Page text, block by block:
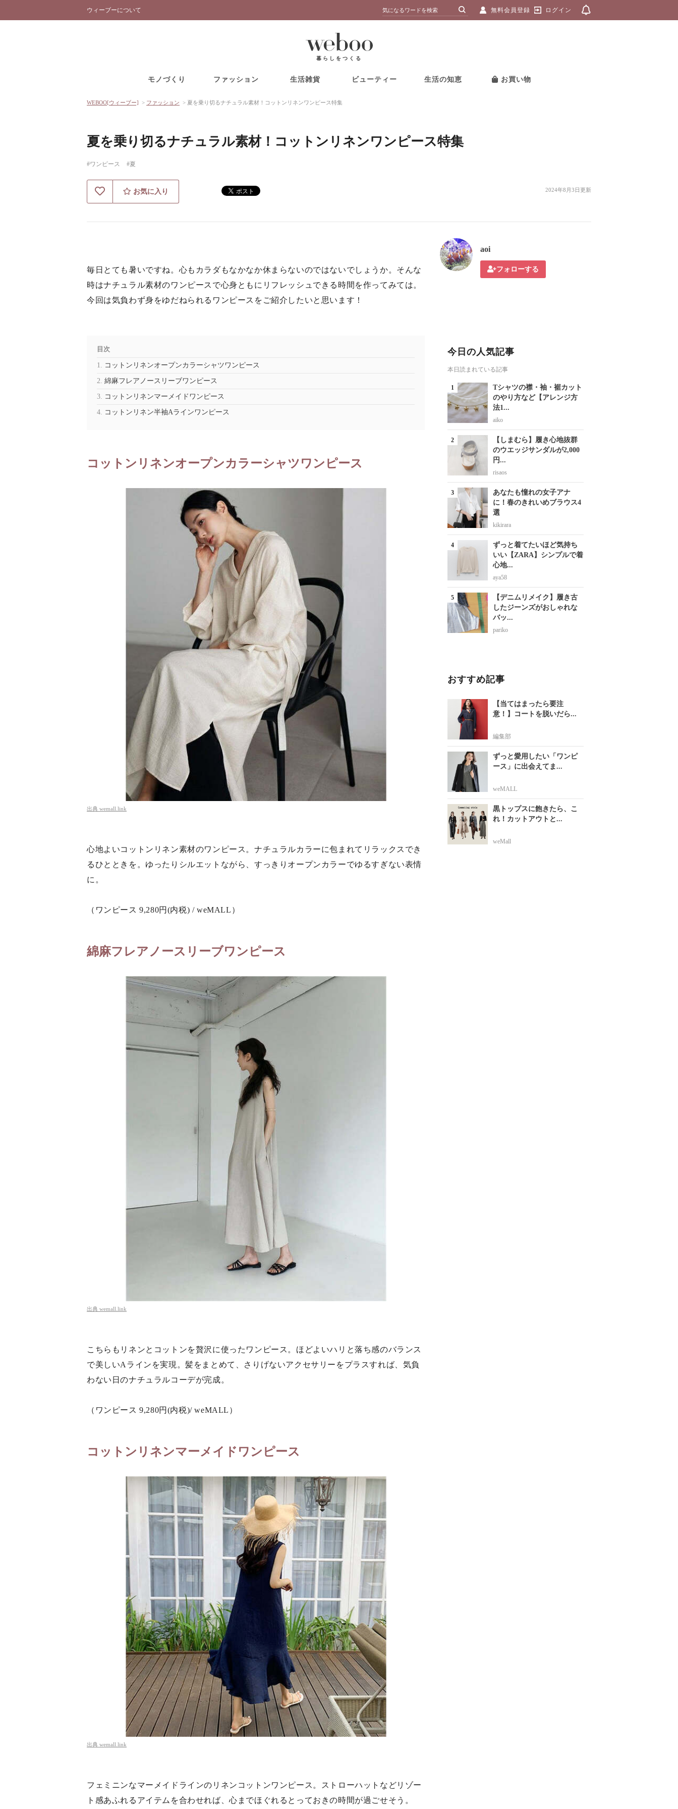
ウィーブーについて 無料会員登録 ログイン
暮らしをつくる
モノづくり ファッション 生活雑貨 ビューティー 生活の知恵 お買い物
WEBOO[ウィーブー] > ファッション > 夏を乗り切るナチュラル素材！コットンリネンワンピース特集
夏を乗り切るナチュラル素材！コットンリネンワンピース特集
#ワンピース #夏
お気に入り 2024年8月3日更新
毎日とても暑いですね。心もカラダもなかなか休まらないのではないでしょうか。そんな
時はナチュラル素材のワンピースで心身ともにリフレッシュできる時間を作ってみては。
今回は気負わず身をゆだねられるワンピースをご紹介したいと思います！
目次
コットンリネンオープンカラーシャツワンピース
綿麻フレアノースリーブワンピース
コットンリネンマーメイドワンピース
コットンリネン半袖Aラインワンピース
コットンリネンオープンカラーシャツワンピース
出典 wemall.link
心地よいコットンリネン素材のワンピース。ナチュラルカラーに包まれてリラックスでき
るひとときを。ゆったりシルエットながら、すっきりオープンカラーでゆるすぎない表情
に。
（ワンピース 9,280円(内税) / weMALL）
綿麻フレアノースリーブワンピース
出典 wemall.link
こちらもリネンとコットンを贅沢に使ったワンピース。ほどよいハリと落ち感のバランス
で美しいAラインを実現。髪をまとめて、さりげないアクセサリーをプラスすれば、気負
わない日のナチュラルコーデが完成。
（ワンピース 9,280円(内税)/ weMALL）
コットンリネンマーメイドワンピース
出典 wemall.link
フェミニンなマーメイドラインのリネンコットンワンピース。ストローハットなどリゾー
ト感あふれるアイテムを合わせれば、心までほぐれるとっておきの時間が過ごせそう。
aoi
フォローする
今日の人気記事
本日読まれている記事
Tシャツの襟・袖・裾カット
のやり方など【アレンジ方
法1...
aiko
【しまむら】履き心地抜群
のウエッジサンダルが2,000
円...
risaos
あなたも憧れの女子アナ
に！春のきれいめブラウス4
選
kikirara
ずっと着てたいほど気持ち
いい【ZARA】シンプルで着
心地...
aya58
【デニムリメイク】履き古
したジーンズがおしゃれな
バッ...
pariko
おすすめ記事
【当てはまったら要注
意！】コートを脱いだら...
編集部
ずっと愛用したい「ワンピ
ース」に出会えてま...
weMALL
黒トップスに飽きたら、こ
れ！カットアウトと...
weMall